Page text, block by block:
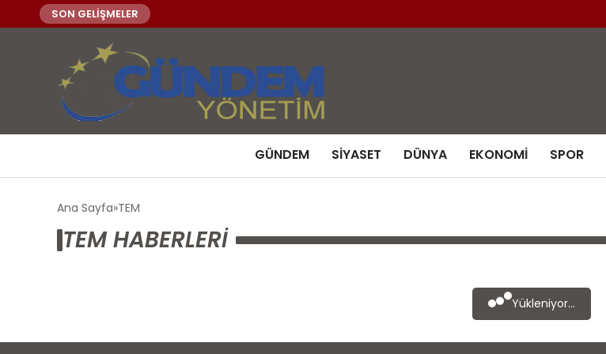
SON GELİŞMELER
GÜNDEM SIYASET DÜNYA EKONOMI SPOR
Ana Sayfa TEM
TEM HABERLERI
Yükleniyor...